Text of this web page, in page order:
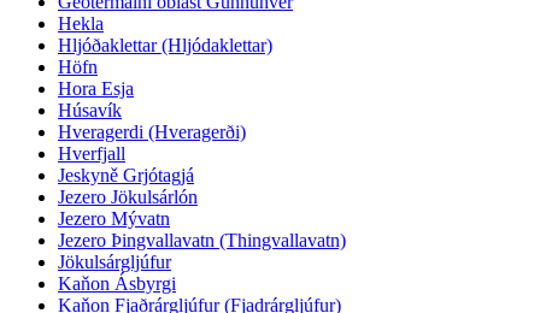
Hekla
Hljóðaklettar (Hljódaklettar)
Höfn
Hora Esja
Húsavík
Hveragerdi (Hveragerði)
Hverfjall
Jeskyně Grjótagjá
Jezero Jökulsárlón
Jezero Mývatn
Jezero Þingvallavatn (Thingvallavatn)
Jökulsárgljúfur
Kaňon Ásbyrgi
Kaňon Fjaðrárgljúfur (Fjadrárgljúfur)